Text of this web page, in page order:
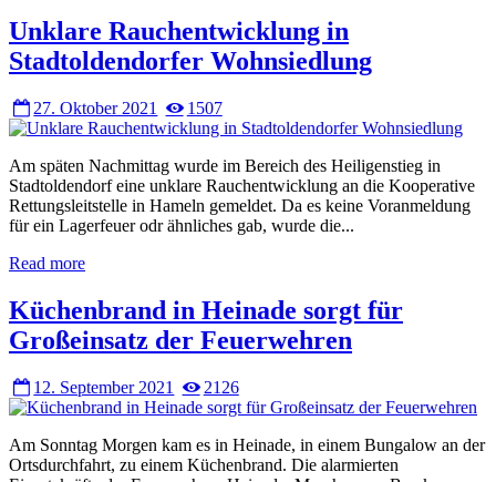
Unklare Rauchentwicklung in
Stadtoldendorfer Wohnsiedlung
27. Oktober 2021 1507
Am späten Nachmittag wurde im Bereich des Heiligenstieg in
Stadtoldendorf eine unklare Rauchentwicklung an die Kooperative
Rettungsleitstelle in Hameln gemeldet. Da es keine Voranmeldung
für ein Lagerfeuer odr ähnliches gab, wurde die...
Read more
Küchenbrand in Heinade sorgt für
Großeinsatz der Feuerwehren
12. September 2021 2126
Am Sonntag Morgen kam es in Heinade, in einem Bungalow an der
Ortsdurchfahrt, zu einem Küchenbrand. Die alarmierten